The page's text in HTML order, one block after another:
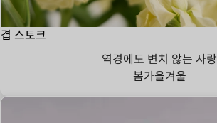
겹 스토크
역경에도 변치 않는 사랑
봄가을겨울